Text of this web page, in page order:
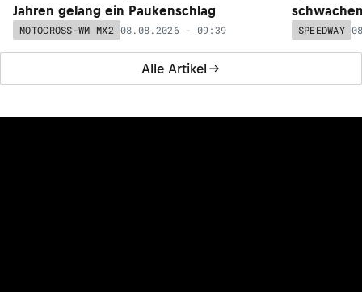
Alle Artikel
Jahren gelang ein Paukenschlag
MOTOCROSS-WM MX2 08.08.2026 - 09:39 SPEEDWAY